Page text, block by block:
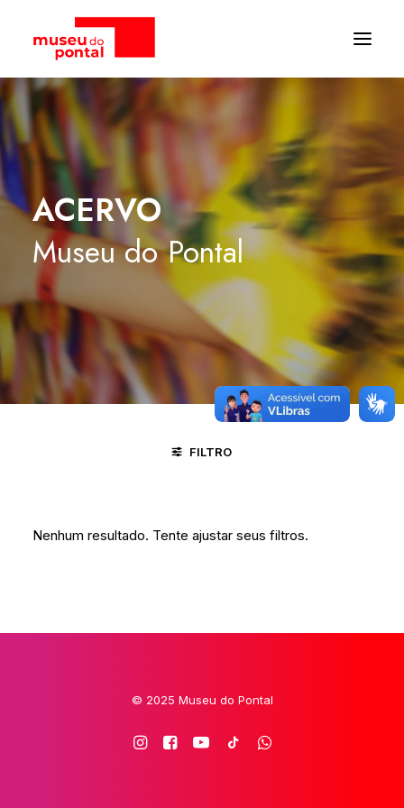
ACERVO
Museu do Pontal
FILTRO
Nenhum resultado. Tente ajustar seus filtros.
© 2025 Museu do Pontal